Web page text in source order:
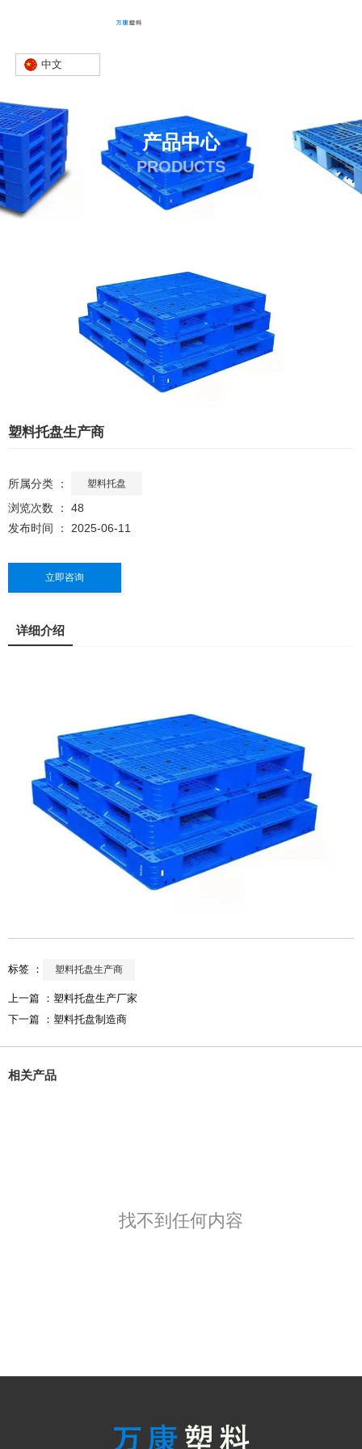
中文
产品中心
PRODUCTS
塑料托盘生产商
所属分类 ： 塑料托盘
浏览次数 ： 48
发布时间 ： 2025-06-11
立即咨询
详细介绍
标签 ： 塑料托盘生产商
上一篇 ： 塑料托盘生产厂家
下一篇 ： 塑料托盘制造商
相关产品
找不到任何内容